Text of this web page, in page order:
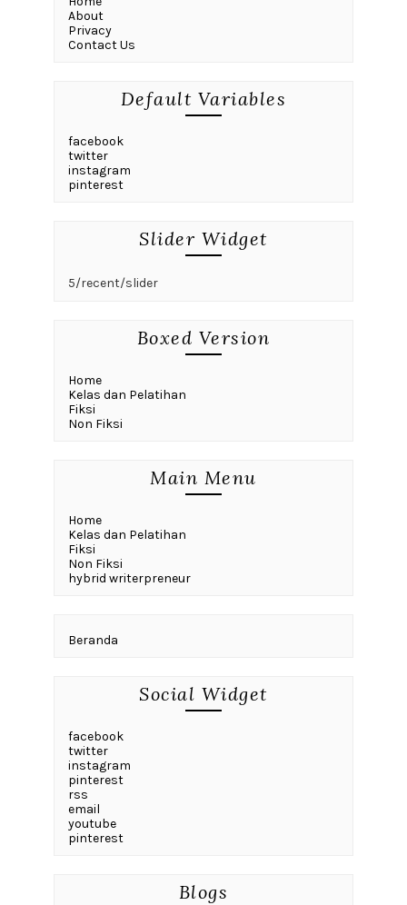
About
Privacy
Contact Us
Default Variables
facebook
twitter
instagram
pinterest
Slider Widget
5/recent/slider
Boxed Version
Home
Kelas dan Pelatihan
Fiksi
Non Fiksi
Main Menu
Home
Kelas dan Pelatihan
Fiksi
Non Fiksi
hybrid writerpreneur
Beranda
Social Widget
facebook
twitter
instagram
pinterest
rss
email
youtube
pinterest
Blogs